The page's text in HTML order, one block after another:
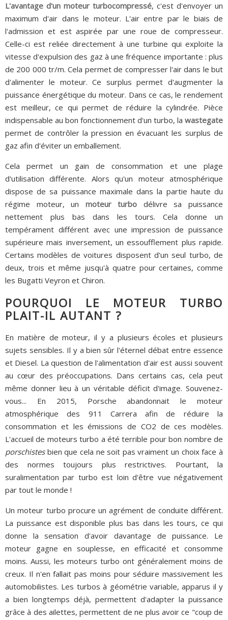
L'avantage d'un moteur turbocompressé, c'est d'envoyer un
maximum d'air dans le moteur. L'air entre par le biais de
l'admission et est aspirée par une roue de compresseur.
Celle-ci est reliée directement à une turbine qui exploite la
vitesse d'expulsion des gaz à une fréquence importante : plus
de 200 000 tr/m. Cela permet de compresser l'air dans le but
d'alimenter le moteur. Ce surplus permet d'augmenter la
puissance énergétique du moteur. Dans ce cas, le rendement
est meilleur, ce qui permet de réduire la cylindrée. Pièce
indispensable au bon fonctionnement d'un turbo, la wastegate
permet de contrôler la pression en évacuant les surplus de
gaz afin d'éviter un emballement.
Cela permet un gain de consommation et une plage
d'utilisation différente. Alors qu'un moteur atmosphérique
dispose de sa puissance maximale dans la partie haute du
régime moteur, un moteur turbo délivre sa puissance
nettement plus bas dans les tours. Cela donne un
tempérament différent avec une impression de puissance
supérieure mais inversement, un essoufflement plus rapide.
Certains modèles de voitures disposent d'un seul turbo, de
deux, trois et même jusqu'à quatre pour certaines, comme
les Bugatti Veyron et Chiron.
POURQUOI LE MOTEUR TURBO
PLAIT-IL AUTANT ?
En matière de moteur, il y a plusieurs écoles et plusieurs
sujets sensibles. Il y a bien sûr l'éternel débat entre essence
et Diesel. La question de l'alimentation d'air est aussi souvent
au cœur des préoccupations. Dans certains cas, cela peut
même donner lieu à un véritable déficit d'image. Souvenez-
vous... En 2015, Porsche abandonnait le moteur
atmosphérique des 911 Carrera afin de réduire la
consommation et les émissions de CO2 de ces modèles.
L'accueil de moteurs turbo a été terrible pour bon nombre de
porschistesbien que cela ne soit pas vraiment un choix face à
des normes toujours plus restrictives. Pourtant, la
suralimentation par turbo est loin d'être vue négativement
par tout le monde !
Un moteur turbo procure un agrément de conduite différent.
La puissance est disponible plus bas dans les tours, ce qui
donne la sensation d'avoir davantage de puissance. Le
moteur gagne en souplesse, en efficacité et consomme
moins. Aussi, les moteurs turbo ont généralement moins de
creux. Il n'en fallait pas moins pour séduire massivement les
automobilistes. Les turbos à géométrie variable, apparus il y
a bien longtemps déjà, permettent d'adapter la puissance
grâce à des ailettes, permettent de ne plus avoir ce "coup de